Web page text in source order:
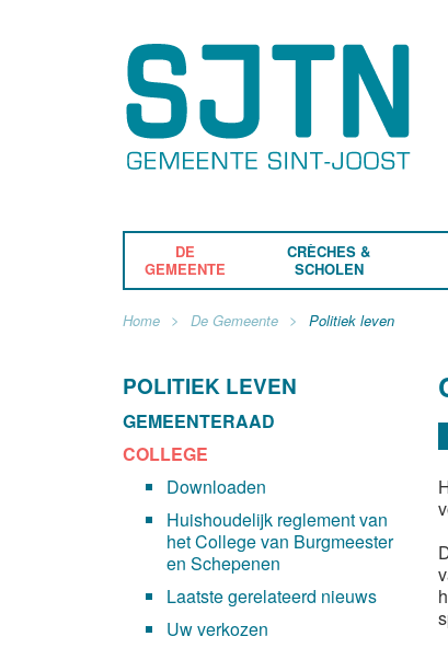
DE
GEMEENTE
CRÈCHES &
SCHOLEN
Home De Gemeente Politiek leven
POLITIEK LEVEN
GEMEENTERAAD
COLLEGE
Downloaden
Huishoudelijk reglement van
het College van Burgmeester
en Schepenen
Laatste gerelateerd nieuws
Uw verkozen